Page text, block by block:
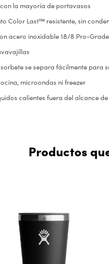
la mayoría de portavasos
Color Last™ resistente, sin
acero inoxidable 18/8 Pro-
se separa fácilmente para
microondas ni freezer
calientes fuera del alcance
Productos